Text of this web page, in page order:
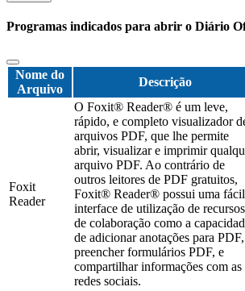
Programas indicados para abrir o Diário
Nome do
Arquivo
Descrição
Foxit
Reader
O Foxit® Reader® é um leve,
rápido, e completo visualizador
arquivos PDF, que lhe permite
abrir, visualizar e imprimir
arquivo PDF. Ao contrário de
outros leitores de PDF gratuitos,
Foxit® Reader® possui uma fácil
interface de utilização de recursos
de colaboração como a
de adicionar anotações para PDF,
preencher formulários PDF, e
compartilhar informações com as
redes sociais.